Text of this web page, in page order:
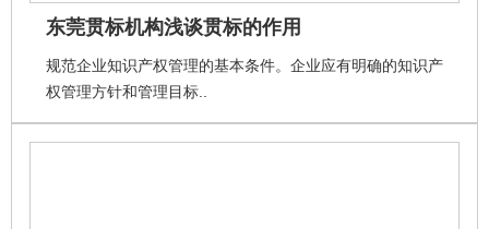
东莞贯标机构浅谈贯标的作用
规范企业知识产权管理的基本条件。企业应有明确的知识产
权管理方针和管理目标..